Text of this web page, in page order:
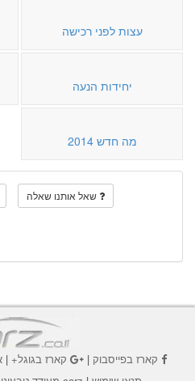
עצות לפני רכישה
יחידות הנעה
מה חדש 2014
שאל אותנו שאלה
קארז בפייסבוק| קארז בגוגל+|